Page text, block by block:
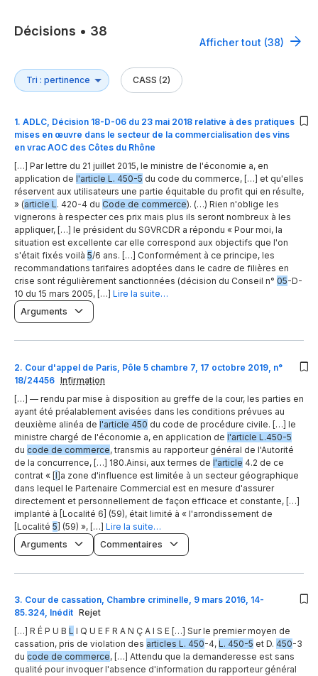
Décisions • 38
Afficher tout (38)
CASS (2)
1. ADLC, Décision 18-D-06 du 23 mai 2018 relative à des pratiques
mises en œuvre dans le secteur de la commercialisation des vins
en vrac AOC des Côtes du Rhône
[…] Par lettre du 21 juillet 2015, le ministre de l'économie a, en
application de l'article L. 450-5 du code du commerce, […] et qu'elles
réservent aux utilisateurs une partie équitable du profit qui en résulte,
» (article L. 420-4 du Code de commerce). (…) Rien n'oblige les
vignerons à respecter ces prix mais plus ils seront nombreux à les
appliquer, […] le président du SGVRCDR a répondu « Pour moi, la
situation est excellente car elle correspond aux objectifs que l'on
s'était fixés voilà 5/6 ans. […] Conformément à ce principe, les
recommandations tarifaires adoptées dans le cadre de filières en
crise sont régulièrement sanctionnées (décision du Conseil n° 05-D-
10 du 15 mars 2005, […] Lire la suite…
Arguments
2. Cour d'appel de Paris, Pôle 5 chambre 7, 17 octobre 2019, n°
18/24456 Infirmation
[…] — rendu par mise à disposition au greffe de la cour, les parties en
ayant été préalablement avisées dans les conditions prévues au
deuxième alinéa de l'article 450 du code de procédure civile. […] le
ministre chargé de l'économie a, en application de l'article L.450-5
du code de commerce, transmis au rapporteur général de l'Autorité
de la concurrence, […] 180.Ainsi, aux termes de l'article 4.2 de ce
contrat « [l]a zone d'influence est limitée à un secteur géographique
dans lequel le Partenaire Commercial est en mesure d'assurer
directement et personnellement de façon efficace et constante, […]
implanté à [Localité 6] (59), était limité à « l'arrondissement de
[Localité 5] (59) », […] Lire la suite…
Arguments
Commentaires
3. Cour de cassation, Chambre criminelle, 9 mars 2016, 14-
85.324, Inédit Rejet
[…] R É P U B L I Q U E F R A N Ç A I S E […] Sur le premier moyen de
cassation, pris de violation des articles L. 450-4, L. 450-5 et D. 450-3
du code de commerce, […] Attendu que la demanderesse est sans
qualité pour invoquer l'absence d'information du rapporteur général